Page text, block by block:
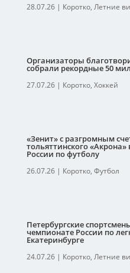
28.07.26| Коротко, Летние
Организаторы
собрали рекордные 50
27.07.26| Коротко, Хоккей
«Зенит» с разгромным
тольяттинского
России по футболу
26.07.26| Коротко, Футбол
Петербургские
чемпионате России по
Екатеринбурге
24.07.26| Коротко, Летние